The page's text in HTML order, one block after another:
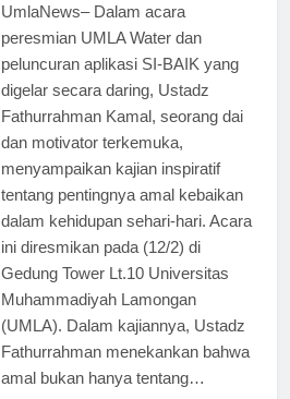
UmlaNews– Dalam acara
peresmian UMLA Water dan
peluncuran aplikasi SI-BAIK yang
digelar secara daring, Ustadz
Fathurrahman Kamal, seorang dai
dan motivator terkemuka,
menyampaikan kajian inspiratif
tentang pentingnya amal kebaikan
dalam kehidupan sehari-hari. Acara
ini diresmikan pada (12/2) di
Gedung Tower Lt.10 Universitas
Muhammadiyah Lamongan
(UMLA). Dalam kajiannya, Ustadz
Fathurrahman menekankan bahwa
amal bukan hanya tentang…